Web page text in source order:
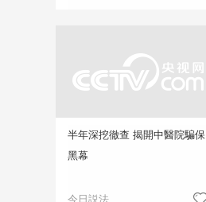
半年深挖徹查 揭開中醫院騙保
黑幕
今日説法